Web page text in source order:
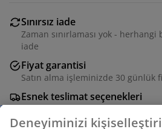
Sınırsız iade
Zaman sınırlaması yok - herhangi
iade
Fiyat garantisi
Satın alma işleminizde 30 günlük
Esnek teslimat seçenekleri
Seçtiğiniz hızlı ve kolay teslimat